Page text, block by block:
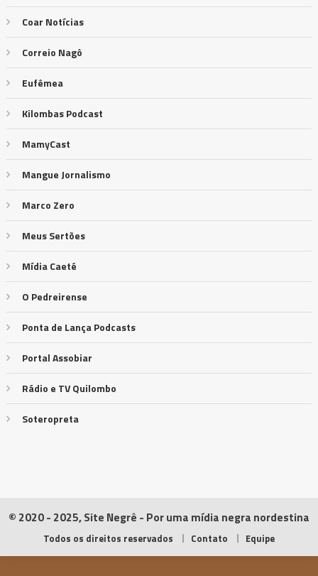
Coar Notícias
Correio Nagô
Eufêmea
Kilombas Podcast
MamyCast
Mangue Jornalismo
Marco Zero
Meus Sertões
Mídia Caeté
O Pedreirense
Ponta de Lança Podcasts
Portal Assobiar
Rádio e TV Quilombo
Soteropreta
© 2020 - 2025, Site Negrê - Por uma mídia negra nordestina
Todos os direitos reservados Contato Equipe